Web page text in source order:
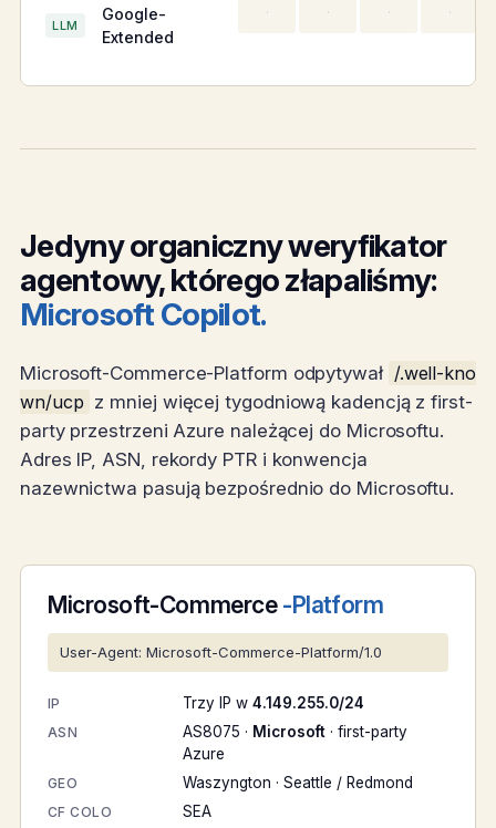
Google-
Extended
LLM
· · · ·
Jedyny organiczny weryfikator
agentowy, którego złapaliśmy:
Microsoft Copilot.
Microsoft-Commerce-Platform odpytywał /.well-kno
wn/ucp z mniej więcej tygodniową kadencją z first-
party przestrzeni Azure należącej do Microsoftu.
Adres IP, ASN, rekordy PTR i konwencja
nazewnictwa pasują bezpośrednio do Microsoftu.
Microsoft-Commerce -Platform
User-Agent: Microsoft-Commerce-Platform/1.0
IP Trzy IP w 4.149.255.0/24
ASN AS8075 · Microsoft · first-party
Azure
GEO Waszyngton · Seattle / Redmond
CF COLO SEA